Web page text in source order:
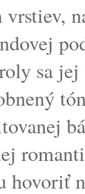
sa
hovoriť